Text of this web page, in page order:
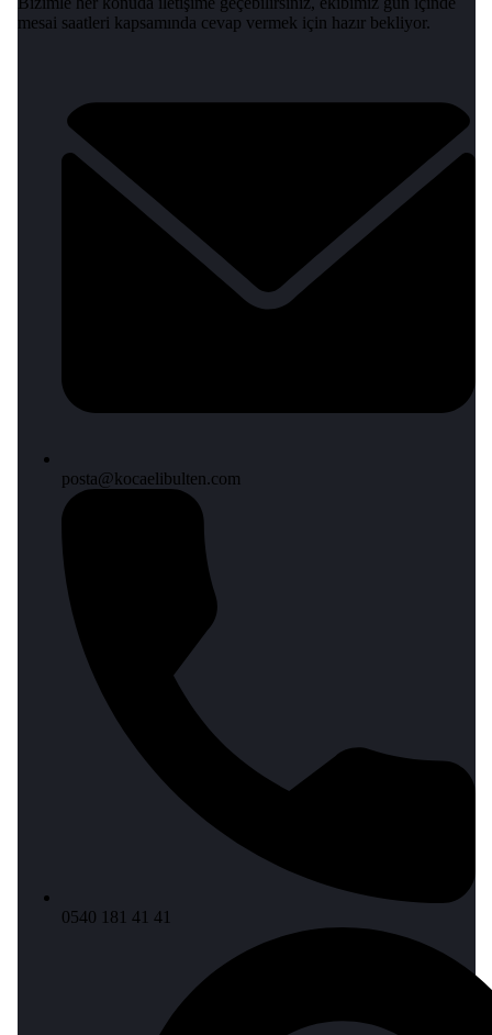
mesai saatleri kapsamında cevap vermek için hazır bekliyor.
posta@kocaelibulten.com
0540 181 41 41